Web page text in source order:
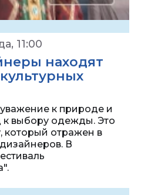
11:00
находят
к природе и
выбору одежды. Это
который отражен в
В